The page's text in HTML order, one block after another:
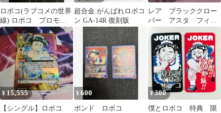
ロボコ(ラブコメの世界
線) ロボコ プロモ
僕とロボコ ユニオン
アリーナ
超合金 がんばれロボコ
ン GA-14R 復刻版
レア ブラッククロー
バー アスタ フィギ
ィギュア 2点セット
¥ 15,555
【シングル】ロボコ
¥600
ボンド ロボコ
¥300
僕とロボコ 特典 限